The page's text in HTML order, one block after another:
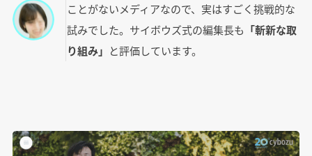
ことがないメディアなので、実はすごく挑戦的な
試みでした。サイボウズ式の編集長も 「斬新な取
り組み」 と評価しています。